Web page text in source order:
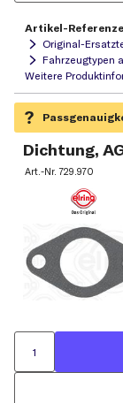
Artikel-
Original-
Fahrzeugtypen
Dichtung,
Art.-Nr.729.970